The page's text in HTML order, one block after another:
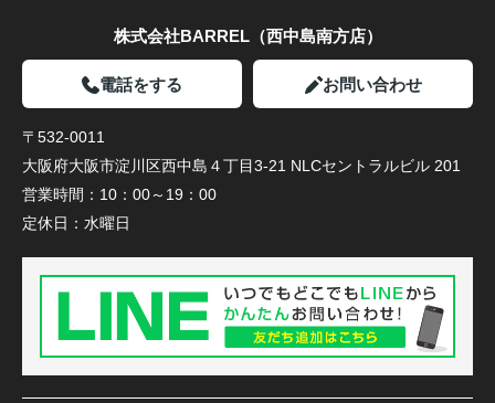
株式会社BARREL（西中島南方店）
電話をする お問い合わせ
〒532-0011
大阪府大阪市淀川区西中島４丁目3-21 NLCセントラルビル 201
営業時間： 10：00～19：00
定休日： 水曜日